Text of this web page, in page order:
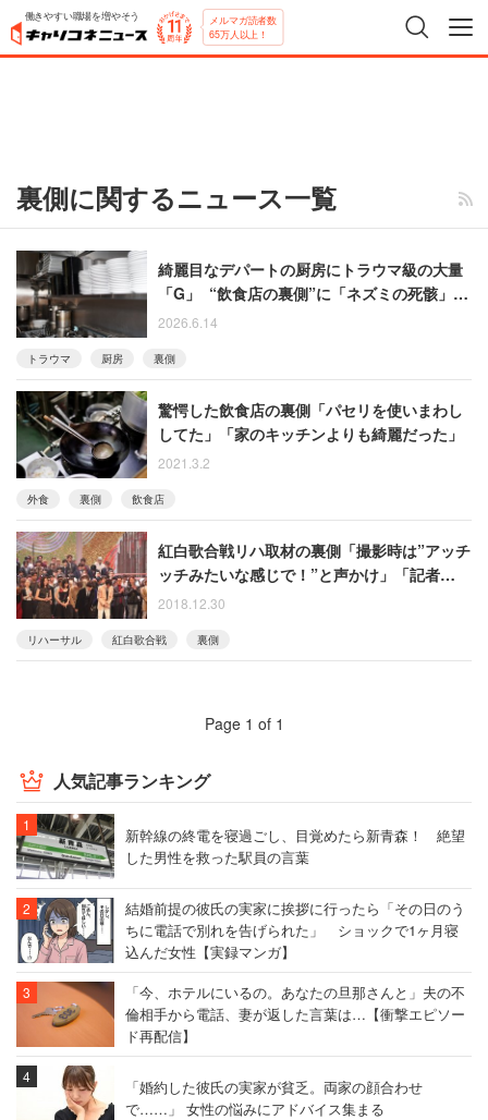
働きやすい職場を増やそう メルマガ読者数
65万人以上！
裏側に関するニュース一覧
綺麗目なデパートの厨房にトラウマ級の大量
「G」 “飲食店の裏側”に「ネズミの死骸」
「床に落ちた料理も提供」と絶望のタレコミ
2026.6.14
トラウマ 厨房 裏側
驚愕した飲食店の裏側「パセリを使いまわし
してた」「家のキッチンよりも綺麗だった」
2021.3.2
外食 裏側 飲食店
紅白歌合戦リハ取材の裏側「撮影時は”アッチ
ッチみたいな感じで！”と声かけ」「記者は床
の上で執筆がデフォ」
2018.12.30
リハーサル 紅白歌合戦 裏側
Page 1 of 1
人気記事ランキング
新幹線の終電を寝過ごし、目覚めたら新青森！ 絶望
した男性を救った駅員の言葉
結婚前提の彼氏の実家に挨拶に行ったら「その日のう
ちに電話で別れを告げられた」 ショックで1ヶ月寝
込んだ女性【実録マンガ】
「今、ホテルにいるの。あなたの旦那さんと」夫の不
倫相手から電話、妻が返した言葉は…【衝撃エピソー
ド再配信】
「婚約した彼氏の実家が貧乏。両家の顔合わせ
で……」 女性の悩みにアドバイス集まる